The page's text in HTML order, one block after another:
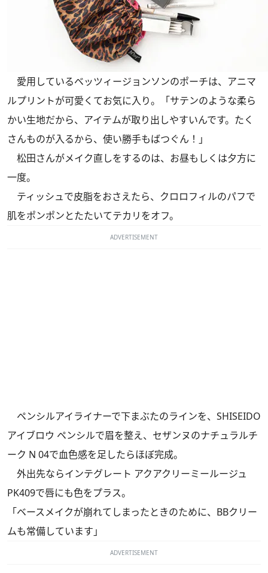
愛用しているベッツィージョンソンのポーチは、アニマ
ルプリントが可愛くてお気に入り。「サテンのような柔ら
かい生地だから、アイテムが取り出しやすいんです。たく
さんものが入るから、使い勝手もばつぐん！」
松田さんがメイク直しをするのは、お昼もしくは夕方に
一度。
ティッシュで皮脂をおさえたら、クロロフィルのパフで
肌をポンポンとたたいてテカリをオフ。
ADVERTISEMENT
ペンシルアイライナーで下まぶたのラインを、SHISEIDO
アイブロウ ペンシルで眉を整え、セザンヌのナチュラルチ
ーク N 04で血色感を足したらほぼ完成。
外出先ならインテグレート アクアクリーミールージュ
PK409で唇にも色をプラス。
「ベースメイクが崩れてしまったときのために、BBクリー
ムも常備しています」
ADVERTISEMENT